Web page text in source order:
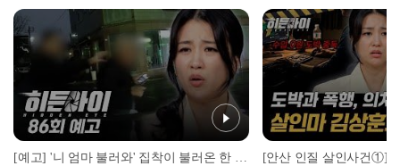
[예고] '니 엄마 불러와' 집착이 불러온 한 가족의 비극